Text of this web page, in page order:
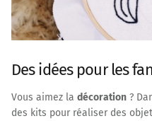
Des idées pour les
Vous aimez la décoration ?
des kits pour réaliser des